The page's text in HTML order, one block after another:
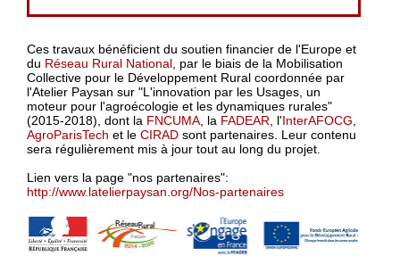
Ces travaux bénéficient du soutien financier de l'Europe et
du Réseau Rural National, par le biais de la Mobilisation
Collective pour le Développement Rural coordonnée par
l'Atelier Paysan sur "L'innovation par les Usages, un
moteur pour l'agroécologie et les dynamiques rurales"
(2015-2018), dont la FNCUMA, la FADEAR, l'InterAFOCG,
AgroParisTech et le CIRAD sont partenaires. Leur contenu
sera régulièrement mis à jour tout au long du projet.
Lien vers la page "nos partenaires":
http://www.latelierpaysan.org/Nos-partenaires